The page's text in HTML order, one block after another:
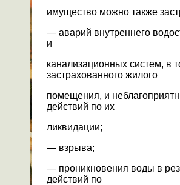
имущество можно также
— аварий внутреннего
и
канализационных систем, в
застрахованного жилого
помещения, и
действий по их
ликвидации;
— взрыва;
— проникновения воды в
действий по